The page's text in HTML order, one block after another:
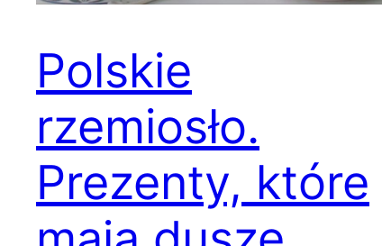
Polskie
rzemiosło.
Prezenty, które